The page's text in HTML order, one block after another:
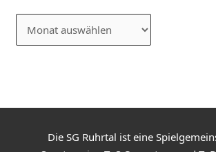
Die SG Ruhrtal ist eine